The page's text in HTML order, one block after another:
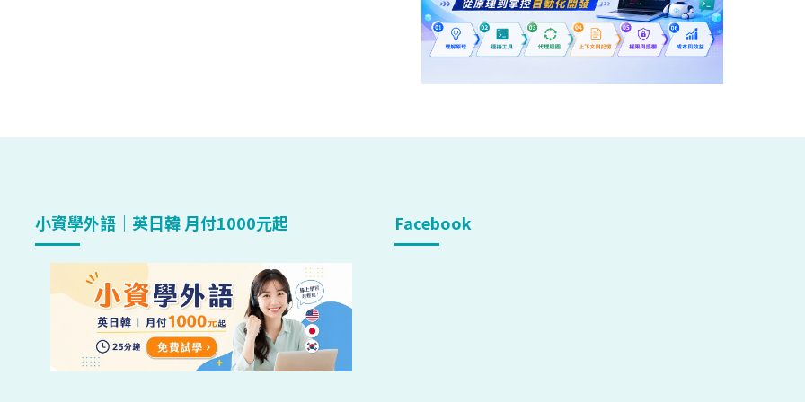
小資學外語｜英日韓 月付1000元起 Facebook